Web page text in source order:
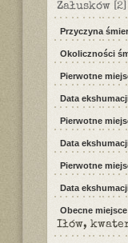
Załusków [2]
Przyczyna
Okoliczności
Pierwotne
Data
Pierwotne
Data
Pierwotne
Data
Obecne
Iłów,